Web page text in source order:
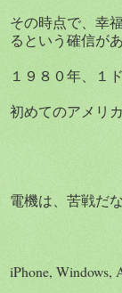
その時点で、幸
るという確信が
１９８０年、１
初めてのアメリ
電機は、苦戦だ
iPhone, Windows,